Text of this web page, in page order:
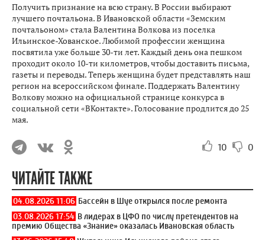
Получить признание на всю страну. В России выбирают
лучшего почтальона. В Ивановской области «Земским
почтальоном» стала Валентина Волкова из поселка
Ильинское-Хованское. Любимой профессии женщина
посвятила уже больше 30-ти лет. Каждый день она пешком
проходит около 10-ти километров, чтобы доставить письма,
газеты и переводы. Теперь женщина будет представлять наш
регион на всероссийском финале. Поддержать Валентину
Волкову можно на официальной странице конкурса в
социальной сети «ВКонтакте». Голосование продлится до 25
мая.
10 0
ЧИТАЙТЕ ТАКЖЕ
04.08.2026 11:06 Бассейн в Шуе открылся после ремонта
03.08.2026 17:54 В лидерах в ЦФО по числу претендентов на
премию Общества «Знание» оказалась Ивановская область